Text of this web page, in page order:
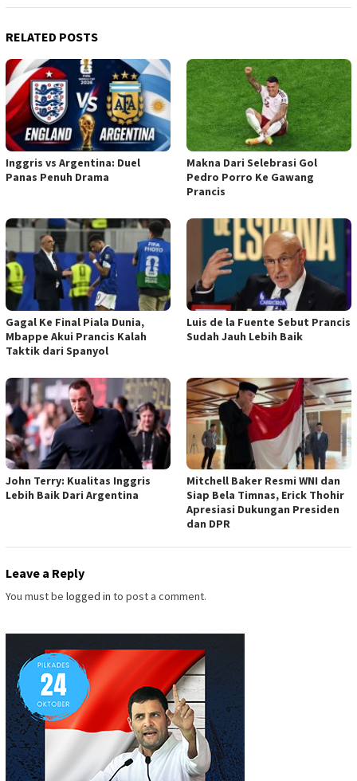
RELATED POSTS
Inggris vs Argentina: Duel
Panas Penuh Drama
Makna Dari Selebrasi Gol
Pedro Porro Ke Gawang
Prancis
Gagal Ke Final Piala Dunia,
Mbappe Akui Prancis Kalah
Taktik dari Spanyol
Luis de la Fuente Sebut Prancis
Sudah Jauh Lebih Baik
John Terry: Kualitas Inggris
Lebih Baik Dari Argentina
Mitchell Baker Resmi WNI dan
Siap Bela Timnas, Erick Thohir
Apresiasi Dukungan Presiden
dan DPR
Leave a Reply
You must be logged in to post a comment.